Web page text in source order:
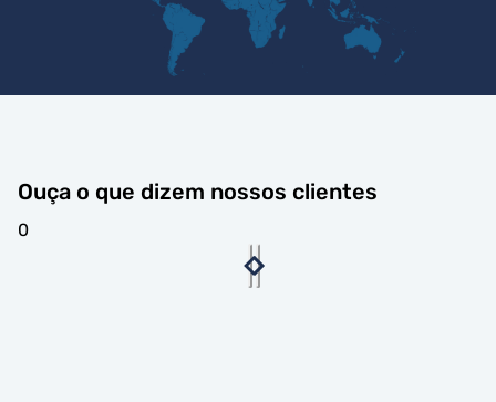
Ouça o que dizem nossos clientes
0